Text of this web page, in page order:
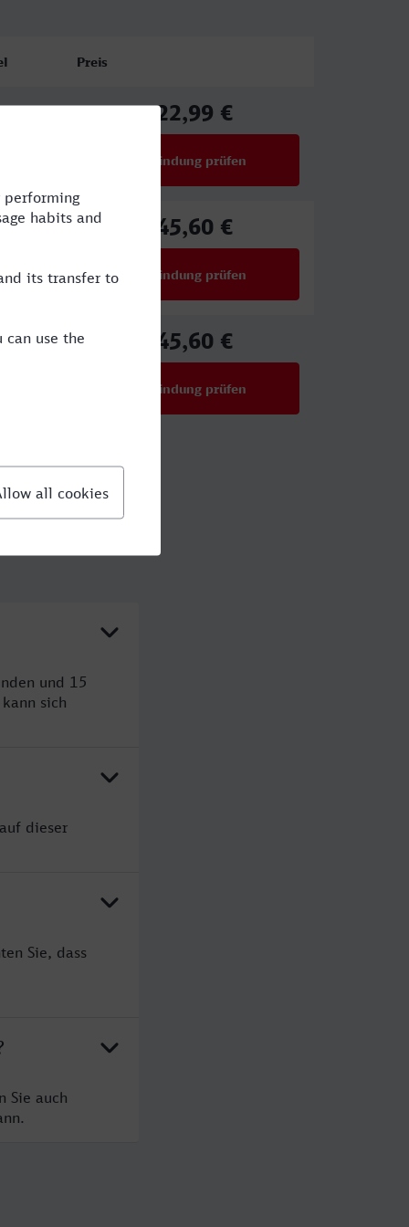
Preis
22,99 €
Verbindung prüfen
45,60 €
Verbindung prüfen
45,60 €
Verbindung prüfen
und 15
sich
dieser
Sie, dass
Sie auch